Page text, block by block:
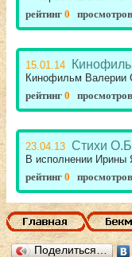
рейтинг 0 просмотров
15.01.14
Кинофильм Валерии
рейтинг 0 просмотров
23.04.13 Стихи
В исполнении Ирины
рейтинг 0 просмотров
Поделиться…